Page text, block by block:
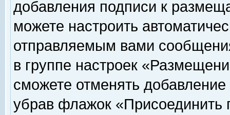
добавления подписи к
можете настроить
отправляемым вами
в группе настроек
сможете отменять
убрав флажок «Присоединить